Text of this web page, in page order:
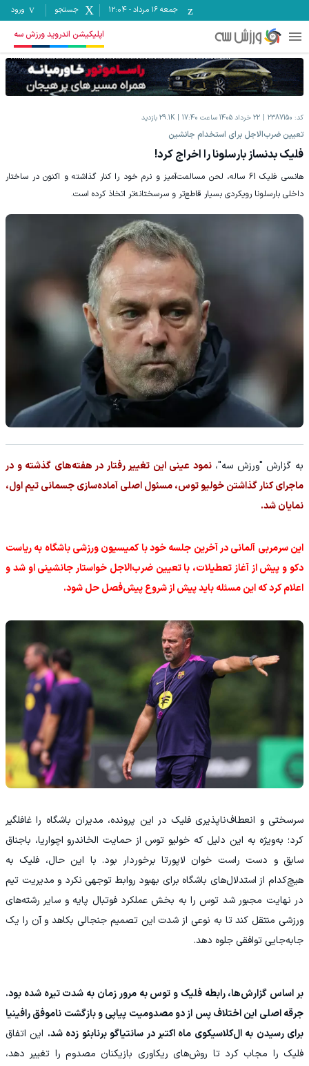
جمعه ۱۶ مرداد -
12:04 جستجو ورود
اپلیکیشن اندروید ورزش سه
کد: 2387150 22 خرداد 1405 ساعت 17:40 29.1K بازدید
تعیین ضرب‌الاجل برای استخدام جانشین
فلیک بدنساز بارسلونا را اخراج کرد!
هانسی فلیک 61 ساله، لحن مسالمت‌آمیز و نرم خود را کنار گذاشته و اکنون در ساختار
داخلی بارسلونا رویکردی بسیار قاطع‌تر و سرسختانه‌تر اتخاذ کرده است.
به گزارش "ورزش سه"،نمود عینی این تغییر رفتار در هفته‌های گذشته و در
ماجرای کنار گذاشتن خولیو توس، مسئول اصلی آماده‌سازی جسمانی تیم اول،
نمایان شد.
این سرمربی آلمانی در آخرین جلسه خود با کمیسیون ورزشی باشگاه به ریاست
دکو و پیش از آغاز تعطیلات، با تعیین ضرب‌الاجل خواستار جانشینی او شد و
اعلام کرد که این مسئله باید پیش از شروع پیش‌فصل حل شود.
سر‌سختی و انعطاف‌ناپذیری فلیک در این پرونده، مدیران باشگاه را غافلگیر
کرد؛ به‌ویژه به این دلیل که خولیو توس از حمایت الخاندرو اچواریا، باجناق
سابق و دست راست خوان لاپورتا برخوردار بود. با این حال، فلیک به
هیچ‌کدام از استدلال‌های باشگاه برای بهبود روابط توجهی نکرد و مدیریت تیم
در نهایت مجبور شد توس را به بخش عملکرد فوتبال پایه و سایر رشته‌های
ورزشی منتقل کند تا به نوعی از شدت این تصمیم جنجالی بکاهد و آن را یک
جابه‌جایی توافقی جلوه دهد.
بر اساس گزارش‌ها، رابطه فلیک و توس به مرور زمان به شدت تیره شده بود.
جرقه اصلی این اختلاف پس از دو مصدومیت پیاپی و بازگشت ناموفق رافینیا
برای رسیدن به ال‌کلاسیکوی ماه اکتبر در سانتیاگو برنابئو زده شد. این اتفاق
فلیک را مجاب کرد تا روش‌های ریکاوری بازیکنان مصدوم را تغییر دهد،